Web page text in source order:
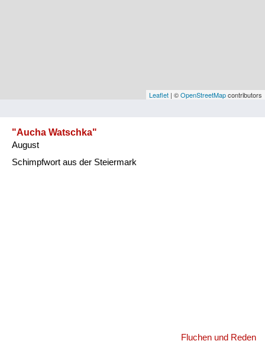
VorarlbergLeaflet | ©OpenStreetMapcontributors
"Aucha Watschka"
August
Schimpfwort aus der Steiermark
Fluchen und Reden